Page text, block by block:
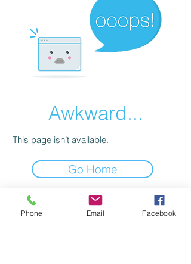
Awkward...
This page isn’t available.
Go Home
© 2024 Sweden Alfa Group
Phone Email Facebook